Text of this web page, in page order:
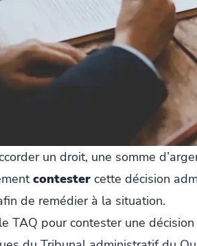
un droit, une somme
contester cette décision
de remédier à la situation.
TAQ pour contester une